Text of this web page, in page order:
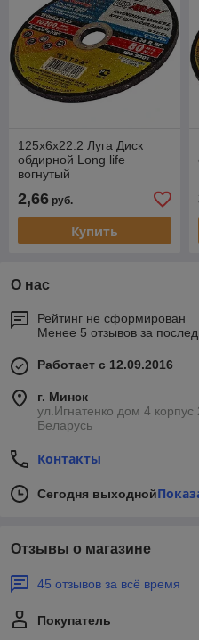
125х6х22.2 Луга Диск
обдирной Long life
вогнутый
2,66 руб.
Купить
О нас
Рейтинг не сформирован
Менее 5 отзывов за
Работает с 12.09.2016
г. Минск
ул.Игнатенко дом 4
Беларусь
Контакты
Сегодня выходной
Отзывы о магазине
45 отзывов за всё время
Покупатель